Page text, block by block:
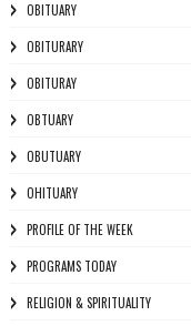
OBITUARY
OBITURARY
OBITURAY
OBTUARY
OBUTUARY
OHITUARY
PROFILE OF THE WEEK
PROGRAMS TODAY
RELIGION & SPIRITUALITY